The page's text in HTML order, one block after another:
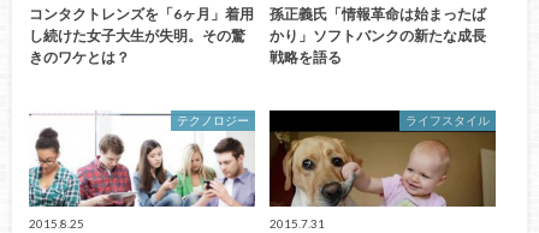
コンタクトレンズを「6ヶ月」着用
し続けた女子大生が失明。その驚
きのワケとは？
孫正義氏「情報革命は始まったば
かり」ソフトバンクの新たな成長
戦略を語る
テクノロジー
2015.8.25
ライフスタイル
2015.7.31